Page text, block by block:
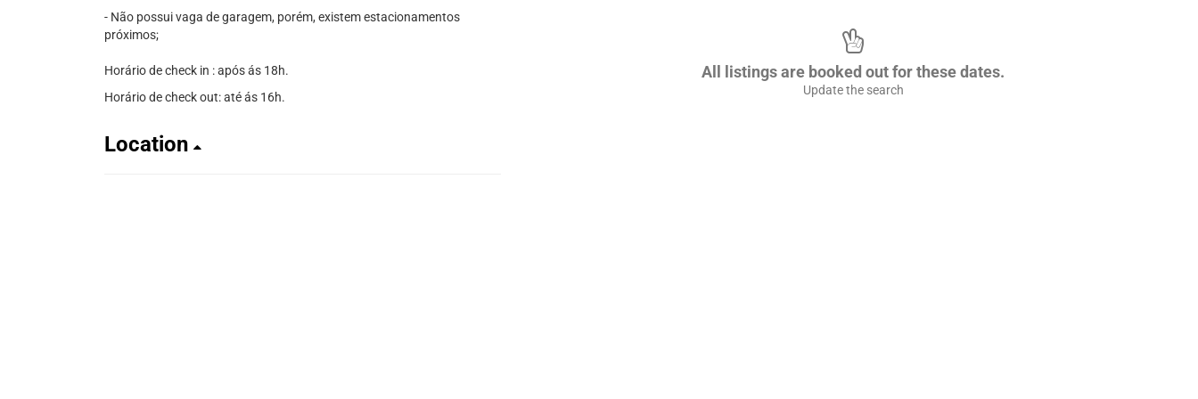
- Não possui vaga de garagem, porém, existem estacionamentos
próximos;
Horário de check in : após ás 18h.
Horário de check out: até ás 16h.
Location
All listings are booked out for these dates.
Update the search